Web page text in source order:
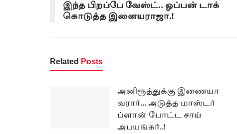
இந்த பிறப்பே வேஸ்ட்.. ஓப்பன் டாக்
கொடுத்த இளையராஜா.!
Related Posts
அனிரூத்துக்கு இணையா
வரார்… அடுத்த மாஸ்டர்
ப்ளான் போட்ட சாய்
அபயங்கர்..!